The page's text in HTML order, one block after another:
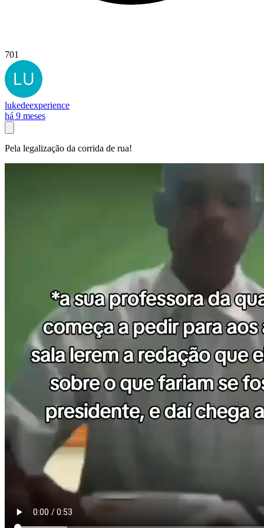
701
lukedeexperience
há 9 meses
Pela legalização da corrida de rua!